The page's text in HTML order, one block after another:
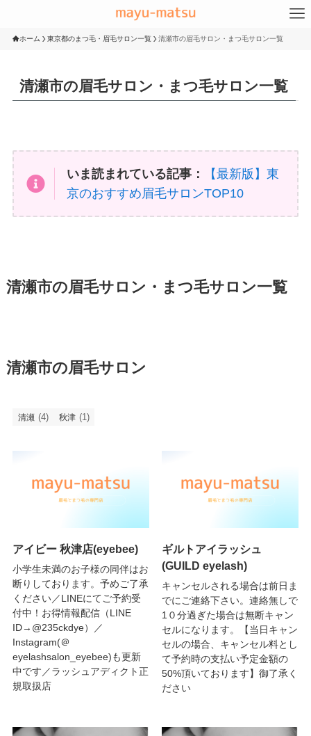
ホーム 東京都のまつ毛・眉毛サロン一覧 清瀬市の眉毛サロン・まつ毛サロン一覧
清瀬市の眉毛サロン・まつ毛サロン一覧
いま読まれている記事：
【最新版】東
京のおすすめ眉毛サロンTOP10
清瀬市の眉毛サロン・まつ毛サロン一覧
清瀬市の眉毛サロン
清瀬 (4) 秋津 (1)
アイビー 秋津店(eyebee)
小学生未満のお子様の同伴はお
断りしております。予めご了承
ください／LINEにてご予約受
付中！お得情報配信（LINE
ID→@235ckdye）／
Instagram(＠
eyelashsalon_eyebee)も更新
中です／ラッシュアディクト正
規取扱店
ギルトアイラッシュ
(GUILD eyelash)
キャンセルされる場合は前日ま
でにご連絡下さい。連絡無しで
1０分過ぎた場合は無断キャン
セルになります。【当日キャン
セルの場合、キャンセル料とし
て予約時の支払い予定金額の
50%頂いております】御了承く
ださい